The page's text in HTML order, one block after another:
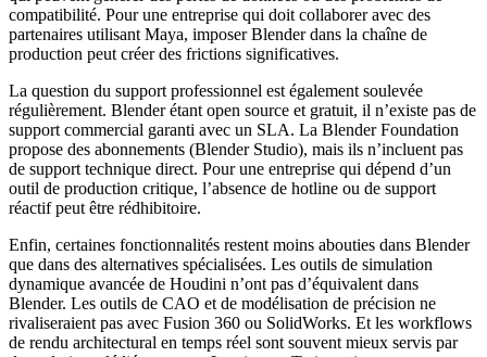
compatibilité. Pour une entreprise qui doit collaborer avec des
partenaires utilisant Maya, imposer Blender dans la chaîne de
production peut créer des frictions significatives.
La question du support professionnel est également soulevée
régulièrement. Blender étant open source et gratuit, il n’existe pas de
support commercial garanti avec un SLA. La Blender Foundation
propose des abonnements (Blender Studio), mais ils n’incluent pas
de support technique direct. Pour une entreprise qui dépend d’un
outil de production critique, l’absence de hotline ou de support
réactif peut être rédhibitoire.
Enfin, certaines fonctionnalités restent moins abouties dans Blender
que dans des alternatives spécialisées. Les outils de simulation
dynamique avancée de Houdini n’ont pas d’équivalent dans
Blender. Les outils de CAO et de modélisation de précision ne
rivaliseraient pas avec Fusion 360 ou SolidWorks. Et les workflows
de rendu architectural en temps réel sont souvent mieux servis par